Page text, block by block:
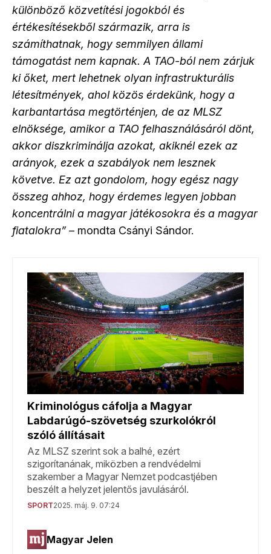
különböző közvetítési jogokból és
értékesítésekből származik, arra is
számíthatnak, hogy semmilyen állami
támogatást nem kapnak. A TAO-ból nem zárjuk
ki őket, mert lehetnek olyan infrastrukturális
létesítmények, ahol közös érdekünk, hogy a
karbantartása megtörténjen, de az MLSZ
elnöksége, amikor a TAO felhasználásáról dönt,
akkor diszkriminálja azokat, akiknél ezek az
arányok, ezek a szabályok nem lesznek
követve. Ez azt gondolom, hogy egész nagy
összeg ahhoz, hogy érdemes legyen jobban
koncentrálni a magyar játékosokra és a magyar
fiatalokra” – mondta Csányi Sándor.